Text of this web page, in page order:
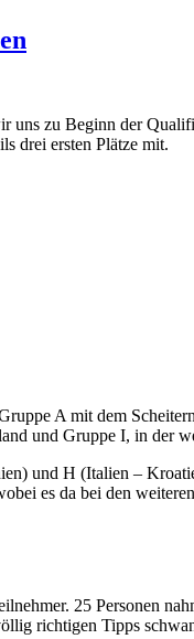
uns zu Beginn der
drei ersten Plätze mit.
A mit dem
und Gruppe I, in der
und H (Italien –
es da bei den
25 Personen
richtigen Tipps